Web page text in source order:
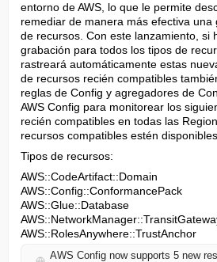
entorno de AWS, lo que le permite
remediar de manera más efectiva una
de recursos. Con este lanzamiento, si
grabación para todos los tipos de
rastreará automáticamente estas
de recursos recién compatibles
reglas de Config y agregadores de
AWS Config para monitorear los
recién compatibles en todas las
recursos compatibles estén disponibles.
Tipos de recursos:
AWS::CodeArtifact::Domain
AWS::Config::ConformancePack
AWS::Glue::Database
AWS::RolesAnywhere::TrustAnchor
AWS Config now supports 5 new